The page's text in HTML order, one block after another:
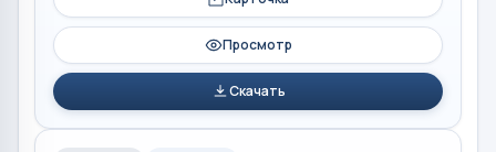
Просмотр
Скачать